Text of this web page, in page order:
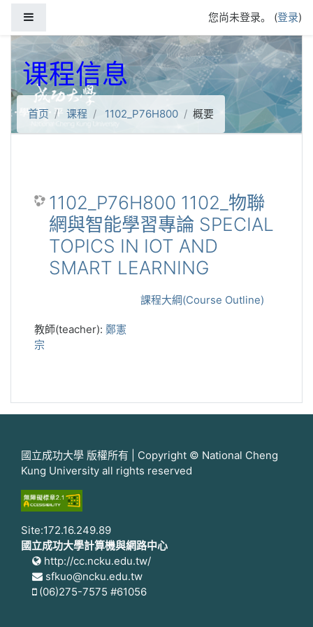
您尚未登录。 (登录)
课程信息
首页 课程 1102_P76H800 概要
1102_P76H800 1102_物聯
網與智能學習專論 SPECIAL
TOPICS IN IOT AND
SMART LEARNING
課程大綱(Course Outline)
教師(teacher): 鄭憲
宗
國立成功大學 版權所有 | Copyright © National Cheng
Kung University all rights reserved
Site:172.16.249.89
國立成功大學計算機與網路中心
http://cc.ncku.edu.tw/
sfkuo@ncku.edu.tw
(06)275-7575 #61056